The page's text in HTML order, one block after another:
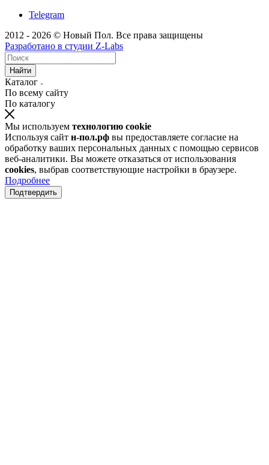
Telegram
2012 - 2026 © Новый Пол. Все права защищены
Разработано в студии Z-Labs
Найти
Каталог
По всему сайту
По каталогу
Мы используем технологию cookie
Используя сайт н-пол.рф вы предоставляете согласие на
обработку ваших персональных данных с помощью сервисов
веб-аналитики. Вы можете отказаться от использования
cookies, выбрав соответствующие настройки в браузере.
Подробнее
Подтвердить